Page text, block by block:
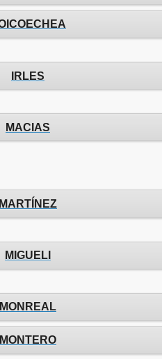
IRLES
MACIAS
MARTÍNEZ
MIGUELI
MONREAL
MONTERO